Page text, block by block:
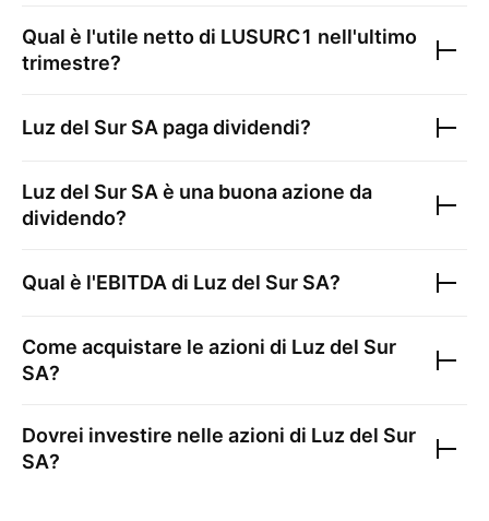
Qual è l'utile netto di LUSURC1 nell'ultimo
trimestre?
Luz del Sur SA paga dividendi?
Luz del Sur SA è una buona azione da
dividendo?
Qual è l'EBITDA di Luz del Sur SA?
Come acquistare le azioni di Luz del Sur
SA?
Dovrei investire nelle azioni di Luz del Sur
SA?